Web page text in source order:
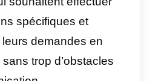
de messagerie
que WhatsApp
sur ses points forts,